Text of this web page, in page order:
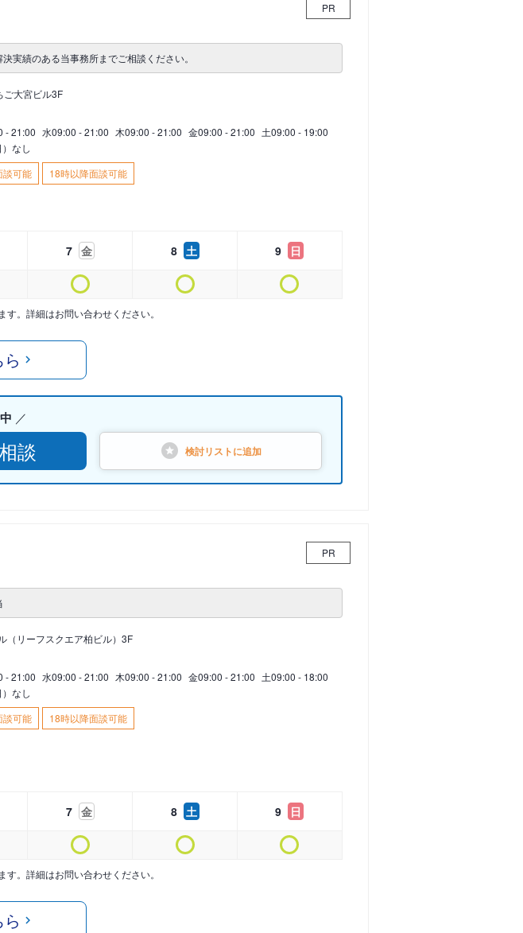
PR
実績のある当事務所までご相談ください。
ご大宮ビル3F
- 21:00 水09:00 - 21:00 木09:00 - 21:00 金09:00 - 21:00 土09:00 - 19:00
）なし
談可能 18時以降面談可能
7 金 8 土 9 日
。詳細はお問い合わせください。
談 検討リストに追加
PR
（リーフスクエア柏ビル）3F
- 21:00 水09:00 - 21:00 木09:00 - 21:00 金09:00 - 21:00 土09:00 - 18:00
）なし
談可能 18時以降面談可能
7 金 8 土 9 日
。詳細はお問い合わせください。